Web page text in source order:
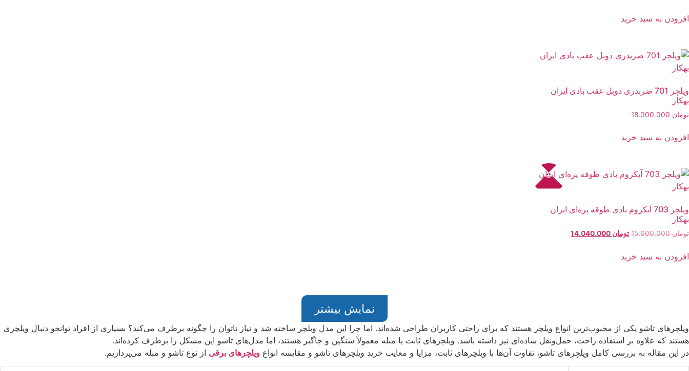
افزودن به سبد خرید
ویلچر 701 ضربدری دوبل عقب بادی ایران
بهکار
تومان
افزودن به سبد خرید
تخفیف!
ویلچر 703 آبکروم بادی طوقه پره‌ای ایران
بهکار
تومان15.600.000 تومان
افزودن به سبد خرید
نمایش بیشتر
ویلچرهای تاشو یکی از محبوب‌ترین انواع ویلچر هستند که برای راحتی کاربران طراحی شده‌اند. اما چرا این مدل ویلچر ساخته شد و نیاز ناتوان را چگونه برطرف می‌کند؟ بسیاری از افراد توانجو دنبال ویلچری
هستند که علاوه بر استفاده راحت، حمل‌ونقل ساده‌ای نیز داشته باشد. ویلچرهای ثابت یا مبله معمولاً سنگین و جاگیر هستند، اما مدل‌های تاشو این مشکل را برطرف کرده‌اند.
در این مقاله به بررسی کامل ویلچرهای تاشو، تفاوت آن‌ها با ویلچرهای ثابت، مزایا و معایب خرید ویلچرهای تاشو و مقایسه انواع ویلچرهای برقی از نوع تاشو و مبله می‌پردازیم.